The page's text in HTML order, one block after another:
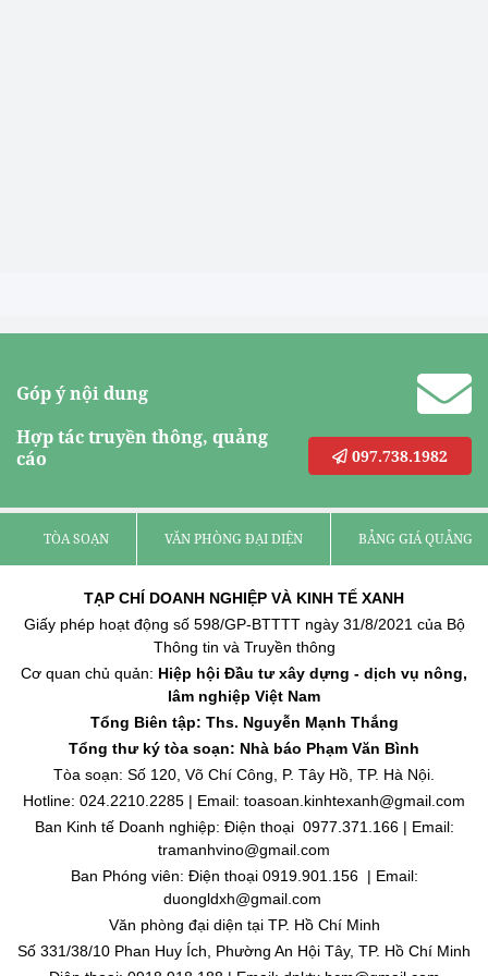
Góp ý nội dung
Hợp tác truyền thông, quảng
cáo
097.738.1982
TÒA SOẠN VĂN PHÒNG ĐẠI DIỆN BẢNG GIÁ QUẢNG
TẠP CHÍ DOANH NGHIỆP VÀ KINH TẾ XANH
Giấy phép hoạt động số 598/GP-BTTTT ngày 31/8/2021 của Bộ
Thông tin và Truyền thông
Cơ quan chủ quản: Hiệp hội Đầu tư xây dựng - dịch vụ nông,
lâm nghiệp Việt Nam
Tổng Biên tập: Ths. Nguyễn Mạnh Thắng
Tổng thư ký tòa soạn: Nhà báo Phạm Văn Bình
Tòa soạn: Số 120, Võ Chí Công, P. Tây Hồ, TP. Hà Nội.
Hotline: 024.2210.2285 | Email: toasoan.kinhtexanh@gmail.com
Ban Kinh tế Doanh nghiệp: Điện thoại 0977.371.166 | Email:
tramanhvino@gmail.com
Ban Phóng viên: Điện thoại 0919.901.156 | Email:
duongldxh@gmail.com
Văn phòng đại diện tại TP. Hồ Chí Minh
Số 331/38/10 Phan Huy Ích, Phường An Hội Tây, TP. Hồ Chí Minh